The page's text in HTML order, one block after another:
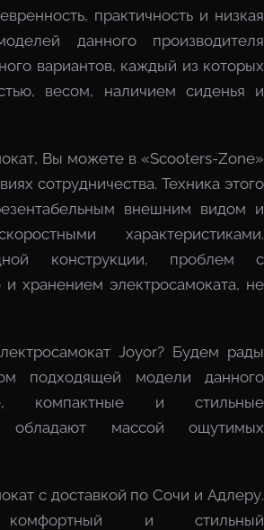
практичность и низкая
данного производителя
вариантов, каждый из которых
весом, наличием сиденья и
Вы можете в «Scooters-Zone»
сотрудничества. Техника этого
внешним видом и
характеристиками.
конструкции, проблем с
и хранением электросамоката, не
Joyor? Будем рады
подходящей модели данного
компактные и стильные
обладают массой ощутимых
с доставкой по Сочи и Адлеру.
комфортный и стильный